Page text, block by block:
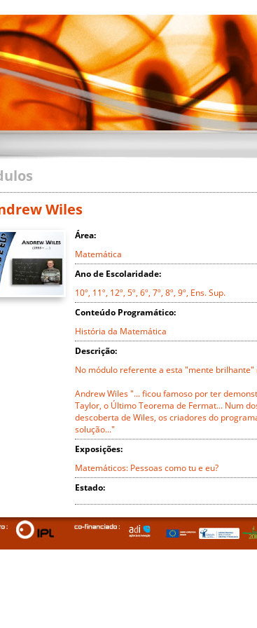
Wiles
Área:
Matemática
Ano de Escolaridade:
10º, 11º, 12º, 5º, 6º, 7º, 8º, 9º, Ens. Sup.
Conteúdo Programático:
História da Matemática
Descrição:
No módulo referente a esta "mente brilhante"
Andrew Wiles "... ficou famoso por ter
Taylor, o Último Teorema de Fermat... Num
descoberta de Wiles, os criadores do
solução..."
Exposições:
Matemáticos: Pessoas como tu e eu?
Estado: